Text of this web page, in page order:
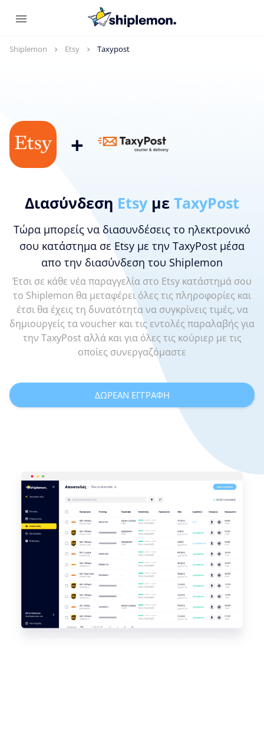
Shiplemon Etsy Taxypost
+
Διασύνδεση Etsy με TaxyPost
Τώρα μπορείς να διασυνδέσεις το ηλεκτρονικό
σου κατάστημα σε Etsy με την TaxyPost μέσα
απο την διασύνδεση του Shiplemon
Έτσι σε κάθε νέα παραγγελία στο Etsy κατάστημά σου
το Shiplemon θα μεταφέρει όλες τις πληροφορίες και
έτσι θα έχεις τη δυνατότητα να συγκρίνεις τιμές, να
δημιουργείς τα voucher και τις εντολές παραλαβής για
την TaxyPost αλλά και για όλες τις κούριερ με τις
οποίες συνεργαζόμαστε
ΔΩΡΕΑΝ ΕΓΓΡΑΦΗ